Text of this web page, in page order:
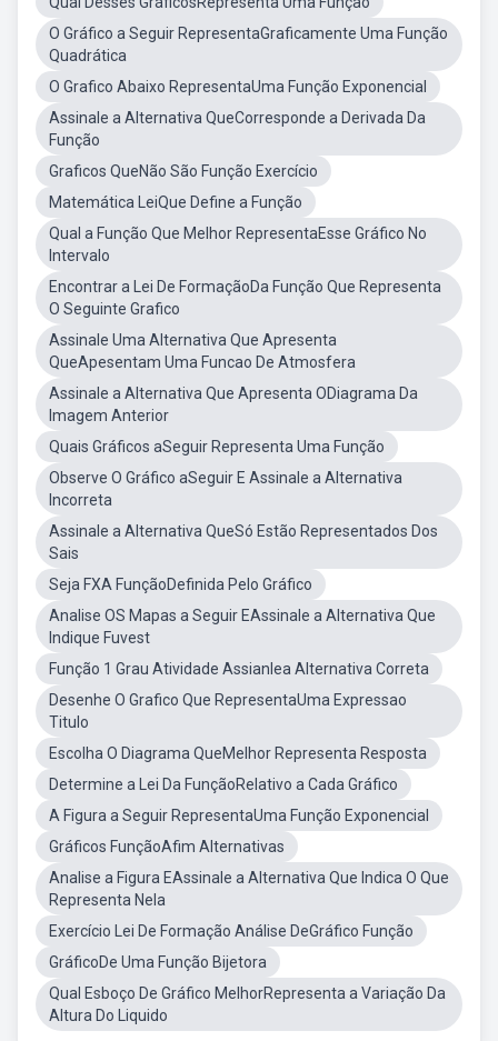
O Gráfico a Seguir RepresentaGraficamente Uma Função
Quadrática
O Grafico Abaixo RepresentaUma Função Exponencial
Assinale a Alternativa QueCorresponde a Derivada Da
Função
Graficos QueNão São Função Exercício
Matemática LeiQue Define a Função
Qual a Função Que Melhor RepresentaEsse Gráfico No
Intervalo
Encontrar a Lei De FormaçãoDa Função Que Representa
O Seguinte Grafico
Assinale Uma Alternativa Que Apresenta
QueApesentam Uma Funcao De Atmosfera
Assinale a Alternativa Que Apresenta ODiagrama Da
Imagem Anterior
Quais Gráficos aSeguir Representa Uma Função
Observe O Gráfico aSeguir E Assinale a Alternativa
Incorreta
Assinale a Alternativa QueSó Estão Representados Dos
Sais
Seja FXA FunçãoDefinida Pelo Gráfico
Analise OS Mapas a Seguir EAssinale a Alternativa Que
Indique Fuvest
Função 1 Grau Atividade Assianlea Alternativa Correta
Desenhe O Grafico Que RepresentaUma Expressao
Titulo
Escolha O Diagrama QueMelhor Representa Resposta
Determine a Lei Da FunçãoRelativo a Cada Gráfico
A Figura a Seguir RepresentaUma Função Exponencial
Gráficos FunçãoAfim Alternativas
Analise a Figura EAssinale a Alternativa Que Indica O Que
Representa Nela
Exercício Lei De Formação Análise DeGráfico Função
GráficoDe Uma Função Bijetora
Qual Esboço De Gráfico MelhorRepresenta a Variação Da
Altura Do Liquido